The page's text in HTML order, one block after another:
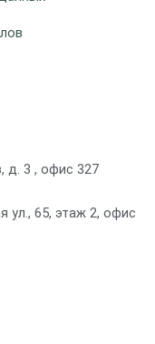
д. 3 , офис 327
ул., 65, этаж 2, офис